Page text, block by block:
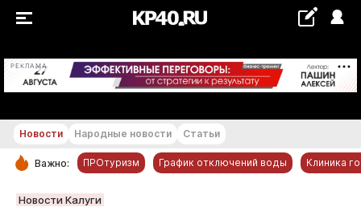
РЕКЛАМА +22...+23 °С
РУБРИКИ
Новости Народные новости Статьи
Важно: ПРОтуризм График отключений воды Клиника
Новости Калуги